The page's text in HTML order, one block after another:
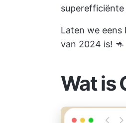
Laten we eens
van 2024 is! 🦘
Wat is